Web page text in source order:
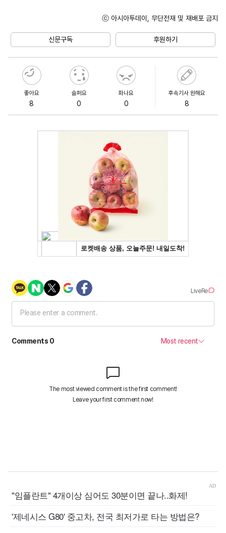
ⓒ 아시아투데이, 무단전재 및 재배포 금지
신문구독 후원하기
좋아요
8
슬퍼요
0
화나요
0
후속기사 원해요
8